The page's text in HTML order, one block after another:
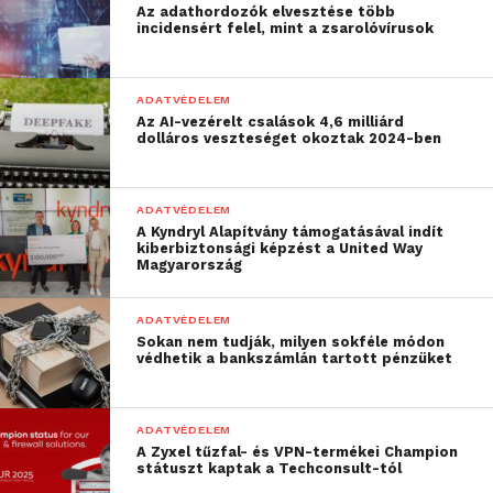
„beégetett” jelszó pedig benne marad
támadó könnyen kiolvashatja és
felhasználhatja azt.
Nyílt szöveges állományban tárolt
jelszavak és hitelesítő adatok
szöveges állományokból egy támadó
könnyen ki tud nyerni információt, így
ha titkosítás nélkül tároljuk a
jelszavakat és hitelesítő adatokat, akkor
könnyen megszerezhetik azokat.
Nem frissített szoftverek és firmware-
ek: Az elavult, nem frissített szoftverek
tartalmazhatnak olyan biztonsági
sérülékenységeket, amelyeket
kihasználva egy támadó hozzáférést,
sőt, akár kiemelt jogosultságot is
Az adathordozók elvesztése több
incidensért felel, mint a zsarolóvírusok
ADATVÉDELEM
Az AI-vezérelt csalások 4,6 milliárd
dolláros veszteséget okoztak 2024-ben
ADATVÉDELEM
A Kyndryl Alapítvány támogatásával indít
kiberbiztonsági képzést a United Way
Magyarország
ADATVÉDELEM
Sokan nem tudják, milyen sokféle módon
védhetik a bankszámlán tartott pénzüket
ADATVÉDELEM
A Zyxel tűzfal- és VPN-termékei Champion
státuszt kaptak a Techconsult-tól